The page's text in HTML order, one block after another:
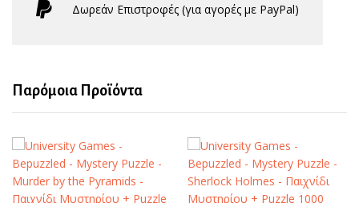
Δωρεάν Eπιστροφές (για αγορές με PayPal)
Παρόμοια Προϊόντα